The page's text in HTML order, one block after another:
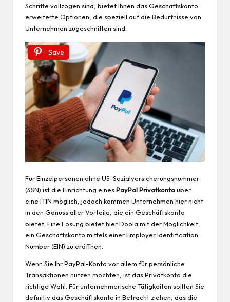
Schritte vollzogen sind, bietet Ihnen das Geschäftskonto
erweiterte Optionen, die speziell auf die Bedürfnisse von
Unternehmen zugeschnitten sind.
Save
Für Einzelpersonen ohne US-Sozialversicherungsnummer
(SSN) ist die Einrichtung einesPayPal Privatkontoüber
eine ITIN möglich, jedoch kommen Unternehmen hier nicht
in den Genuss aller Vorteile, die ein Geschäftskonto
bietet. Eine Lösung bietet hier Doola mit der Möglichkeit,
ein Geschäftskonto mittels einer Employer Identification
Number (EIN) zu eröffnen.
Wenn Sie Ihr PayPal-Konto vor allem für persönliche
Transaktionen nutzen möchten, ist das Privatkonto die
richtige Wahl. Für unternehmerische Tätigkeiten sollten Sie
definitiv das Geschäftskonto in Betracht ziehen, das die